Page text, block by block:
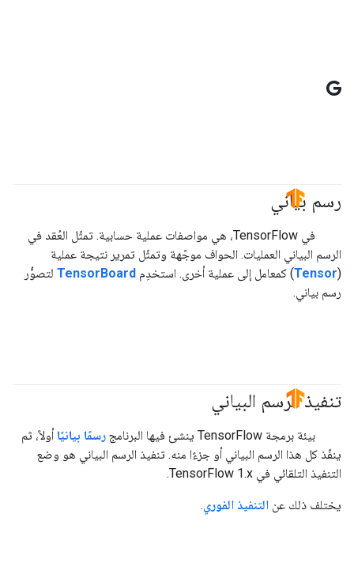
G
رسم بياني
في TensorFlow، هي مواصفات عملية حسابية. تمثّل العُقد في
الرسم البياني العمليات. الحواف موجّهة وتمثّل تمرير نتيجة عملية
(
Tensor) كمعامل إلى عملية أخرى. استخدِم TensorBoard لتصوُّر
رسم بياني.
تنفيذ الرسم البياني
#TensorFlow
بيئة برمجة TensorFlow ينشئ فيها البرنامج رسمًا بيانيًا أولاً، ثم
ينفّذ كل هذا الرسم البياني أو جزءًا منه. تنفيذ الرسم البياني هو وضع
التنفيذ التلقائي في TensorFlow 1.x.
يختلف ذلك عن التنفيذ الفوري.